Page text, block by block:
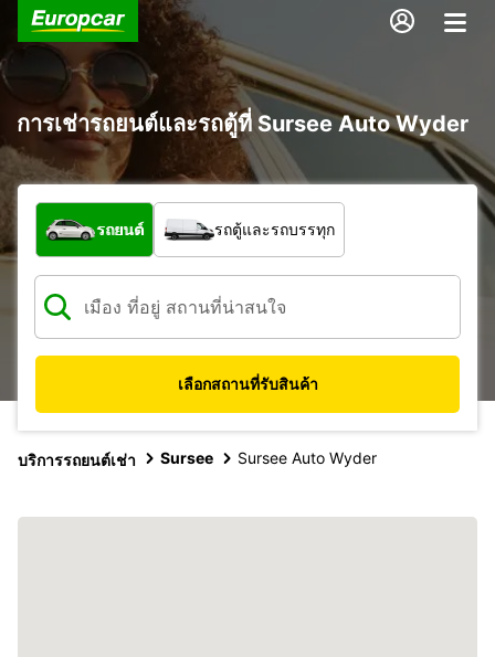
การเช่ารถยนต์และรถตู้ที่ Sursee Auto Wyder
รถประเภทใด
รถยนต์ รถตู้และรถบรรทุก
เลือกสถานที่รับสินค้า
บริการรถยนต์เช่า Sursee Sursee Auto Wyder